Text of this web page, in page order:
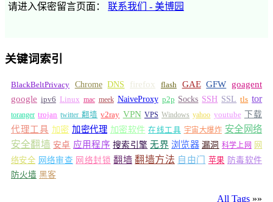
请进入保密留言页面： 联系我们 - 美博园
关键词索引
BlackBeltPrivacy Chrome DNS firefox flash GAE GFW
goagent
google ipv6 Linux mac meek NaiveProxy p2p Socks SSH SSL tls tor
toranger trojan twitter 翻墙 v2ray VPN VPS Windows yahoo youtube 下载
代理工具 加密 加密代理 加密软件 在线工具 宇宙大爆炸 安全网络
安全翻墙 安卓 应用程序 搜索引擎 无界 浏览器 漏洞 科学上网 网
络安全 网络审查 网络封锁 翻墙 翻墙方法 自由门 苹果 防毒软件
防火墙 黑客
All Tags »»